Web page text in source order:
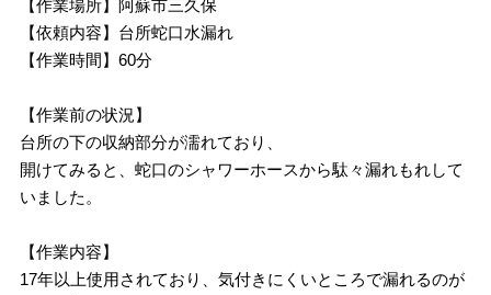
【作業場所】阿蘇市三久保
【依頼内容】台所蛇口水漏れ
【作業時間】60分
【作業前の状況】
台所の下の収納部分が濡れており、
開けてみると、蛇口のシャワーホースから駄々漏れもれして
いました。
【作業内容】
17年以上使用されており、気付きにくいところで漏れるのが